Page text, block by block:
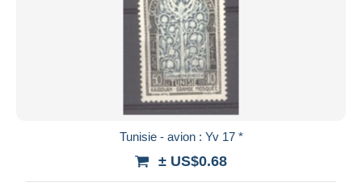
Tunisie - avion : Yv 17 *
± US$0.68